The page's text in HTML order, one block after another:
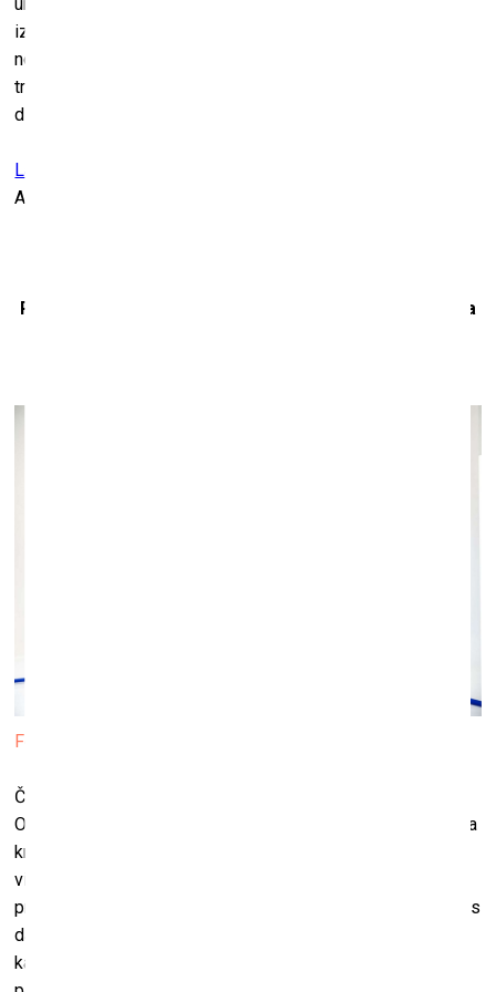
un Austrumeiropas mākslas vēsturi pēckara periodā, un ir
izrādījies noderīgs daudziem mākslas vēsturniekiem, kas
nodarbojas ar “perifērijās” radītu mākslu, izaicinot
tradicionālo rietumnieciski centrēto mākslas vēstures
diskursu.
Latvijas Laikmetīgās mākslas centrs
Alberta iela 13, Rīga
Poļu mākslinieka Olafa Bžeska izstāde “Neērtā cilvēka
Foto: Mersedes Margoit
Čehova teātra galerijā šobrīd skatāms poļu mākslinieka
Olafa Bžeska darbs “Neērtā cilvēka kritiens”. “Neērtā cilvēka
kritiens” ir krāsota tērauda skulptūra, bet blakus tai ir arī
video ekrāns, kurā redzams mākslas darba tapšanas
process – video digitalizēts no 16 mm filmas. Pats mākslas
darbs vēsta par mākslinieka nepatiku pret kādu īgnu un
kašķīgu kaimiņu, kurš pastāvīgi sūdzas par mākslinieku